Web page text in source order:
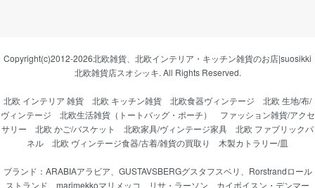
Copyright(c)2012-2026北欧雑貨、北欧インテリア・キッチン雑貨のお店|suosikki
北欧雑貨店スオシッキ. All Rights Reserved.
北欧 インテリア 雑貨 北欧 キッチン雑貨 北欧食器ヴィンテージ
北欧 生地/布/
ヴィンテージ
北欧生活雑貨（トートバッグ・ポーチ）
ファッション雑貨/アクセ
サリー
北欧 かご/バスケット 北欧家具/ヴィンテージ家具
北欧 ファブリックパ
ネル
北欧 ヴィンテージ食器/古着/雑貨の買取り 木製カトラリー/皿
ブランド： ARABIAアラビア GUSTAVSBERGグスタフスベリ
Rorstrandロール
ストランド
marimekkoマリメッコ リサ・ラーソン カイボイスン・デンマー